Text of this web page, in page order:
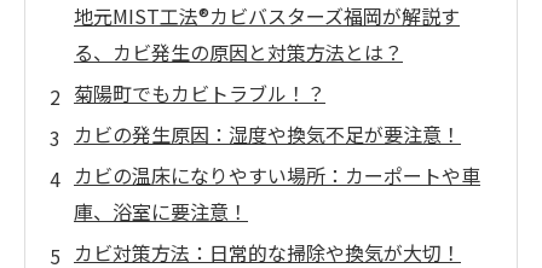
地元MIST工法®カビバスターズ福岡が解説す
る、カビ発生の原因と対策方法とは？
菊陽町でもカビトラブル！？
カビの発生原因：湿度や換気不足が要注意！
カビの温床になりやすい場所：カーポートや車
庫、浴室に要注意！
カビ対策方法：日常的な掃除や換気が大切！